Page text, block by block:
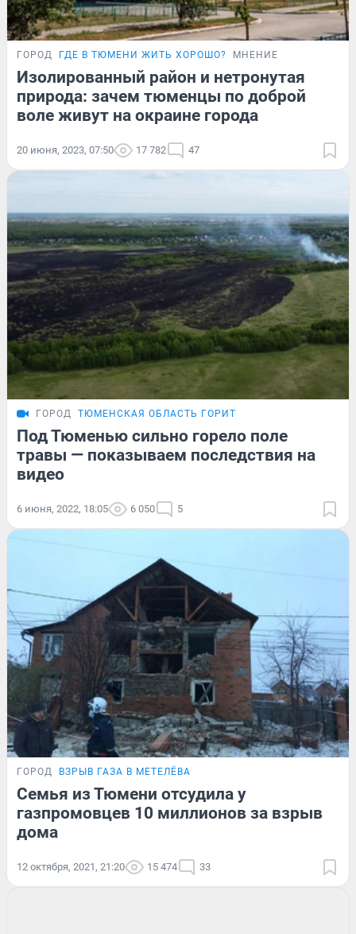
ГОРОД ГДЕ В ТЮМЕНИ ЖИТЬ ХОРОШО? МНЕНИЕ
Изолированный район и нетронутая
природа: зачем тюменцы по доброй
воле живут на окраине города
20 июня, 2023, 07:50 17 782 47
ГОРОД ТЮМЕНСКАЯ ОБЛАСТЬ ГОРИТ
Под Тюменью сильно горело поле
травы — показываем последствия на
видео
6 июня, 2022, 18:05 6 050 5
ГОРОД ВЗРЫВ ГАЗА В МЕТЕЛЁВА
Семья из Тюмени отсудила у
газпромовцев 10 миллионов за взрыв
дома
12 октября, 2021, 21:20 15 474 33